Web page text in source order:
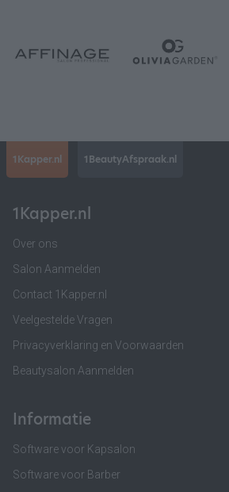
1Kapper.nl 1BeautyAfspraak.nl
1Kapper.nl
Over ons
Salon Aanmelden
Contact 1Kapper.nl
Veelgestelde Vragen
Privacyverklaring en Voorwaarden
Beautysalon Aanmelden
Informatie
Software voor Kapsalon
Software voor Barber